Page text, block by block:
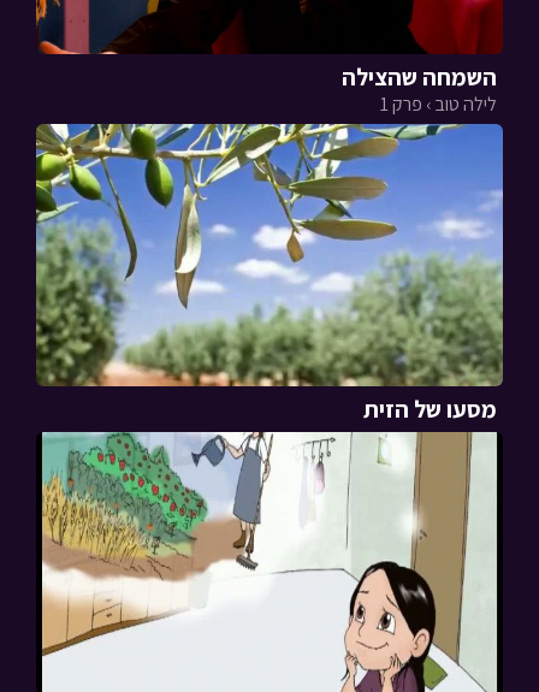
השמחה שהצילה
לילה טוב › פרק 1
מסעו של הזית